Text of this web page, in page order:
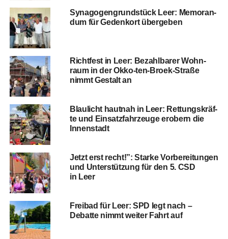
Syn­ago­gen­grund­stück Leer: Memo­ran­
dum für Gedenk­ort übergeben
Richt­fest in Leer: Bezahl­ba­rer Wohn­
raum in der Okko-ten-Broek-Stra­ße
nimmt Gestalt an
Blau­licht haut­nah in Leer: Ret­tungs­kräf­
te und Ein­satz­fahr­zeu­ge erobern die
Innenstadt
Jetzt erst recht!”: Star­ke Vor­be­rei­tun­gen
und Unter­stüt­zung für den 5. CSD
in Leer
Frei­bad für Leer: SPD legt nach –
Debat­te nimmt wei­ter Fahrt auf